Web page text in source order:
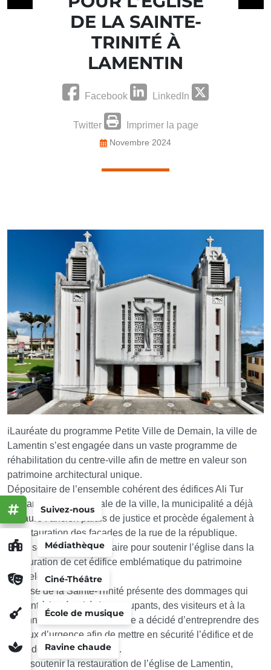
Médiathèque
Ciné-Théâtre
École de musique
Ravine chaude
Suivez-nous
DE LA SAINTE-
TRINITÉ À
LAMENTIN
Facebook LinkedIn
Twitter Imprimer la page
Novembre 2024
ℹ️Lauréate du programme Petite Ville de Demain, la ville de
Lamentin s’est engagée dans un vaste programme de
réhabilitation du centre-ville afin de mettre en valeur son
patrimoine architectural unique.
Dépositaire de l’ensemble cohérent des édifices Ali Tur
bordant la place centrale de la ville, la municipalité a déjà
restauré l’ancien palais de justice et procède également à
la restauration des façades de la rue de la république.
Votre soutien est nécessaire pour soutenir l’église dans la
restauration de cet édifice emblématique du patrimoine
guadeloupéen !
L’église de la Sainte-Trinité présente des dommages qui
nuisent à la sécurité des occupants, des visiteurs et à la
pérennité du bâtiment. La ville a décidé d’entreprendre des
travaux d’urgence afin de mettre en sécurité l’édifice et de
procéder à sa restauration.
Pour soutenir la restauration de l’église de Lamentin,